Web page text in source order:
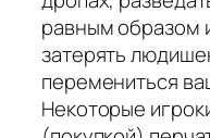
равным образом
затерять
перемениться
Некоторые